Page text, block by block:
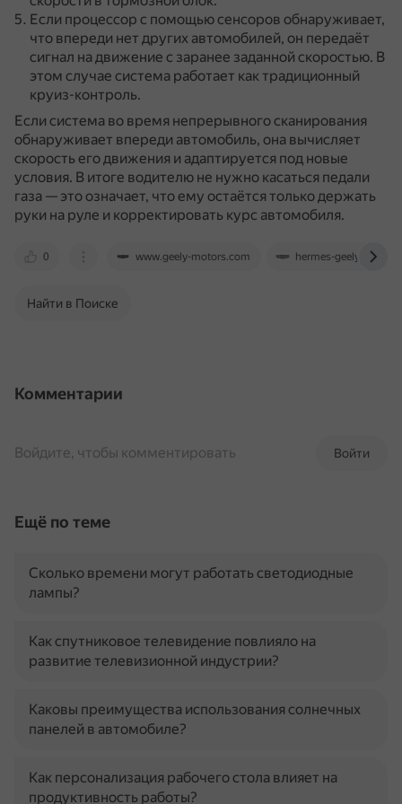
Если процессор с помощью сенсоров обнаруживает,
что впереди нет других автомобилей, он передаёт
сигнал на движение с заранее заданной скоростью. В
этом случае система работает как традиционный
круиз-контроль.
Если система во время непрерывного сканирования
обнаруживает впереди автомобиль, она вычисляет
скорость его движения и адаптируется под новые
условия. В итоге водителю не нужно касаться педали
газа — это означает, что ему остаётся только держать
руки на руле и корректировать курс автомобиля.
0 www.geely-motors.com hermes-geely-kmv.ru
Найти в Поиске
Комментарии
Войти
Войдите, чтобы комментировать
Ещё по теме
Сколько времени могут работать светодиодные
лампы?
Как спутниковое телевидение повлияло на
развитие телевизионной индустрии?
Каковы преимущества использования солнечных
панелей в автомобиле?
Как персонализация рабочего стола влияет на
продуктивность работы?